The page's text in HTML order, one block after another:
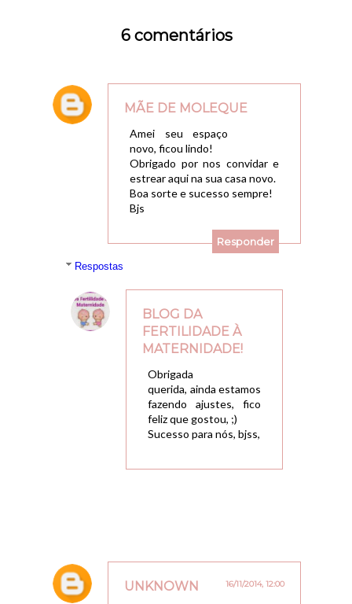
6 comentários
MÃE DE MOLEQUE
Amei seu espaço
novo, ficou lindo!
Obrigado por nos convidar e
estrear aqui na sua casa novo.
Boa sorte e sucesso sempre!
Bjs
Responder
Respostas
BLOG DA
FERTILIDADE À
MATERNIDADE!
Obrigada
querida, ainda estamos
fazendo ajustes, fico
feliz que gostou, ;)
Sucesso para nós, bjss,
UNKNOWN 16/11/2014, 12:00